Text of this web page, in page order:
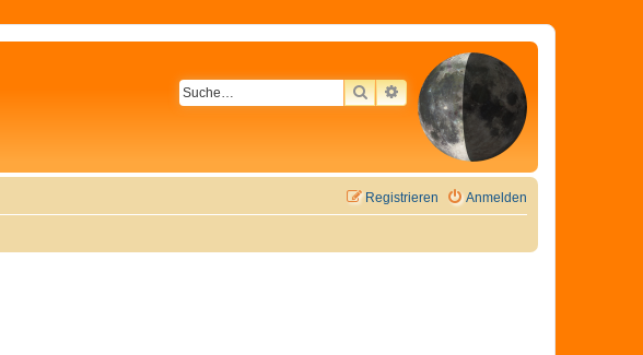
SUCHEERWEITERTE SUCHE
Anmelden
Registrieren